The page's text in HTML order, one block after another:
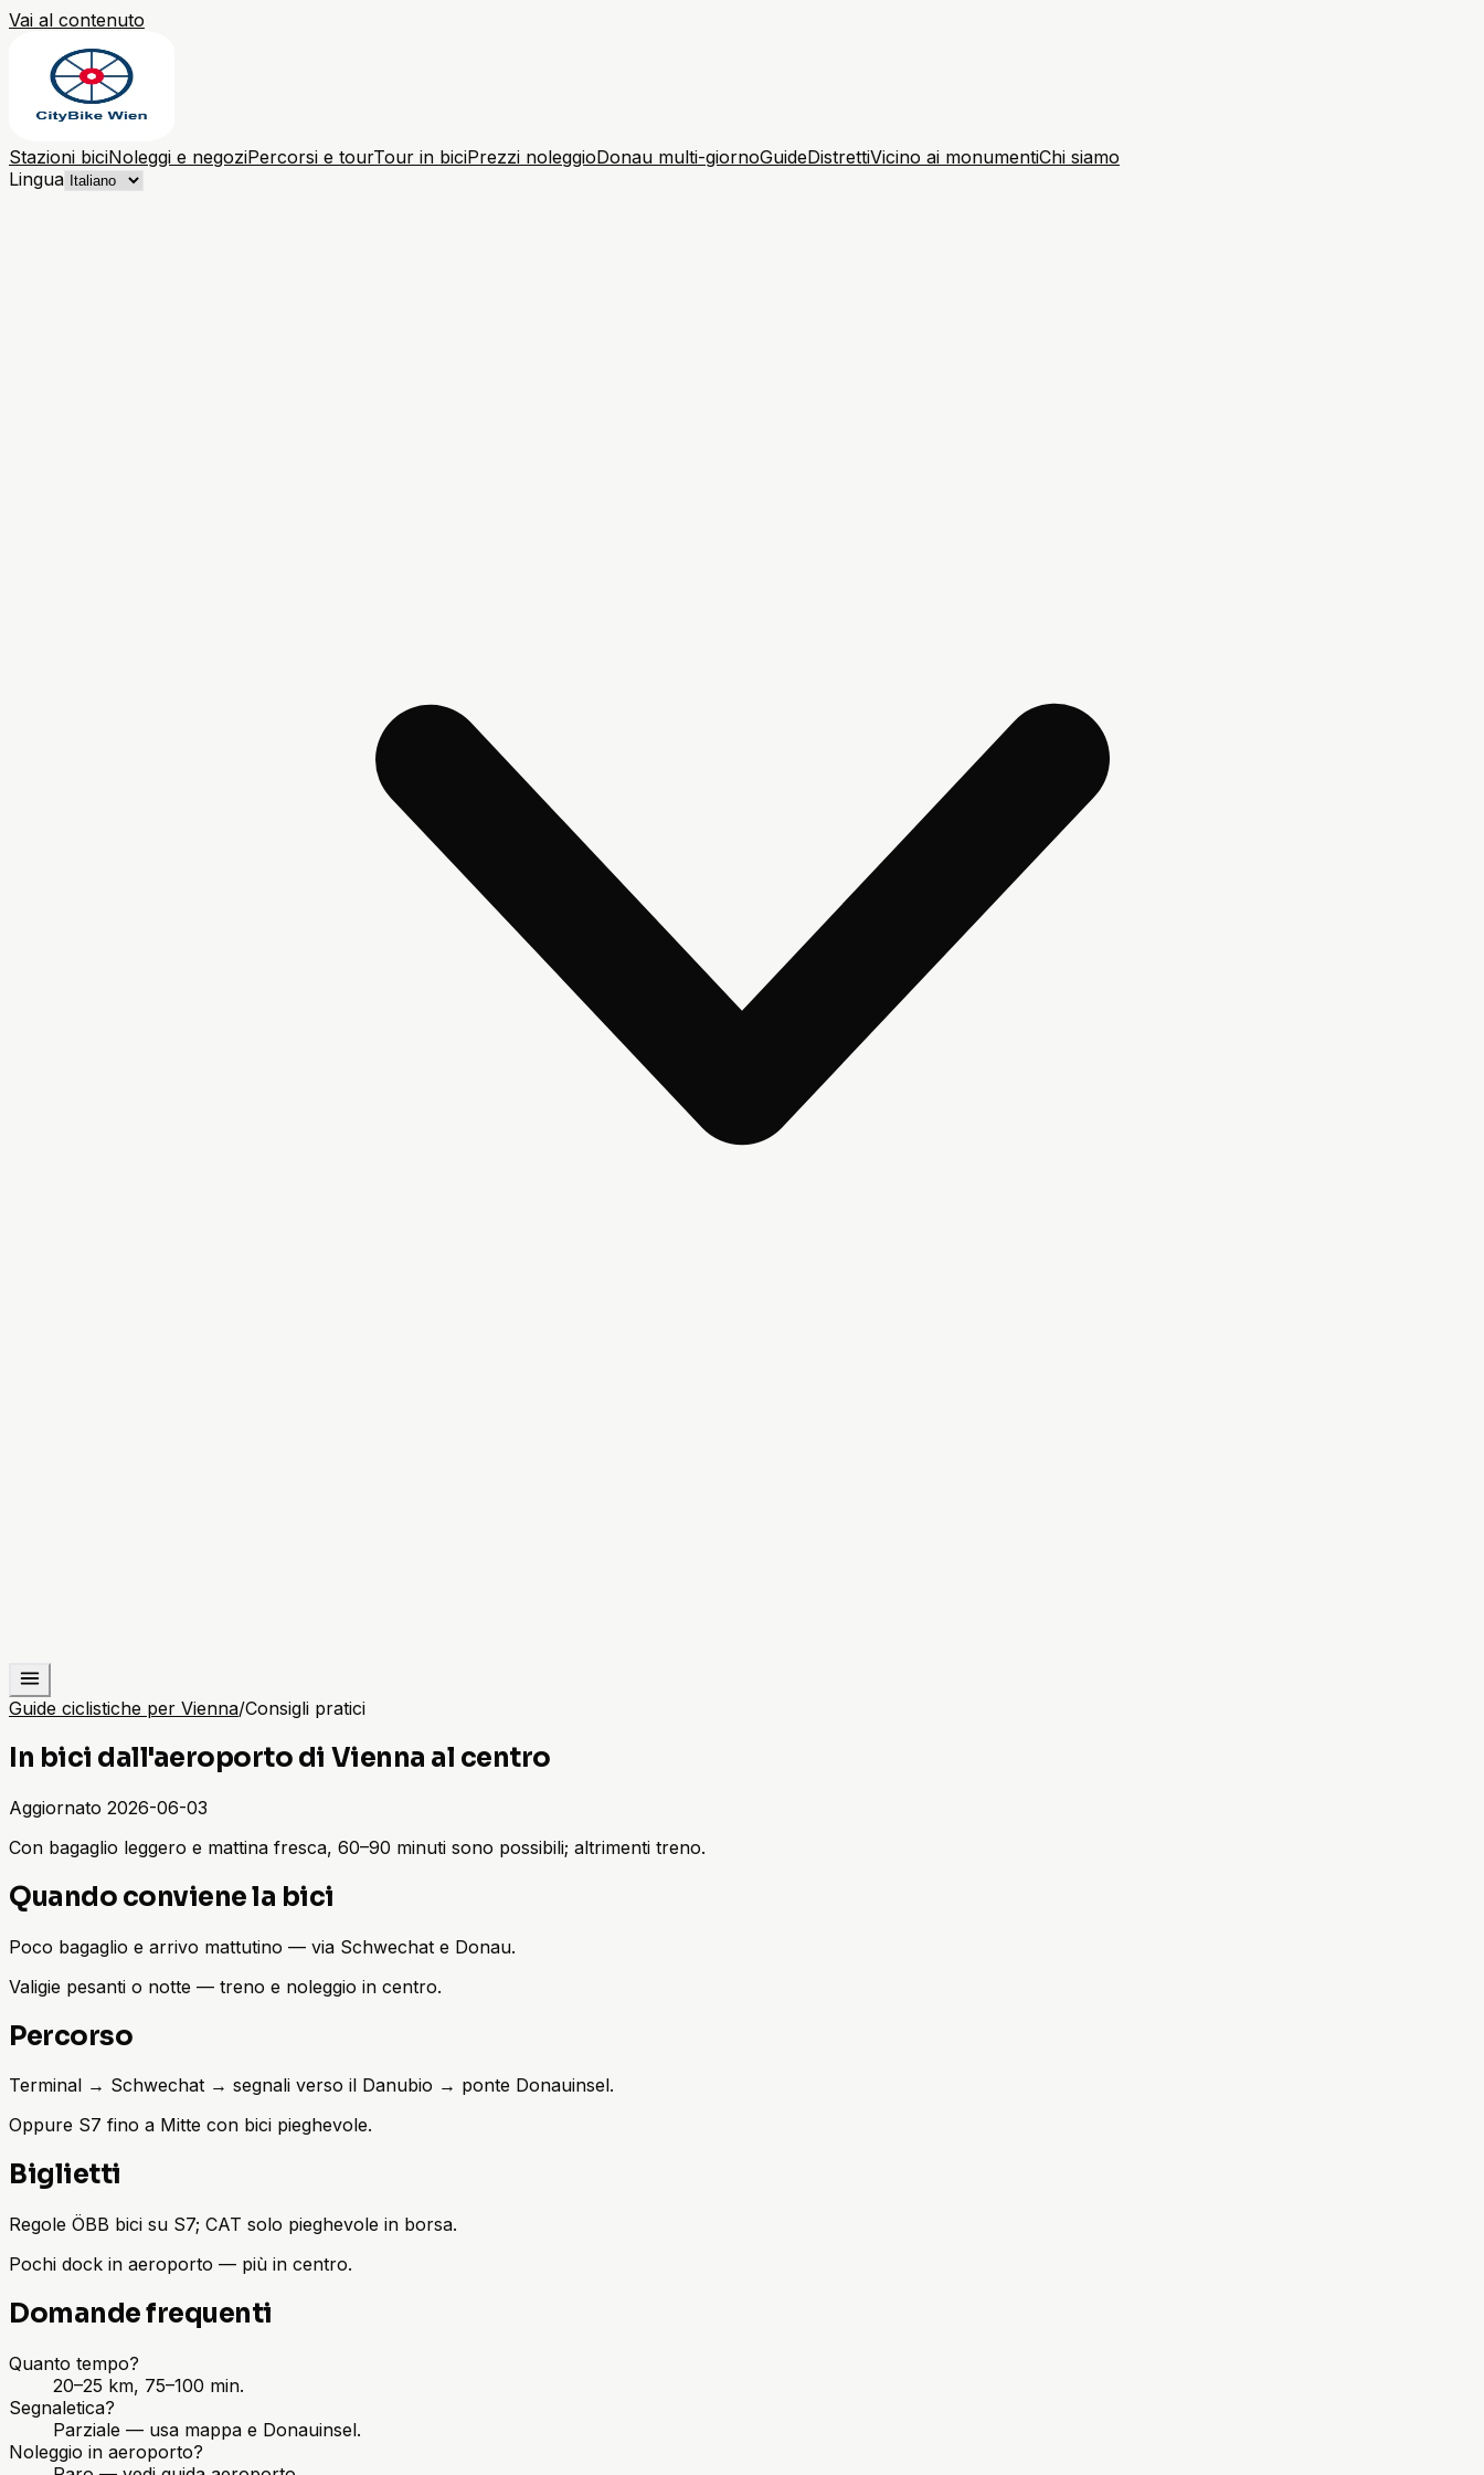
Vai al contenuto
Stazioni biciNoleggi e negoziPercorsi e tourTour in biciPrezzi noleggioDonau multi-giornoGuideDistrettiVicino ai monumentiChi siamo
Lingua
Guide ciclistiche per Vienna/Consigli pratici
In bici dall'aeroporto di Vienna al centro
Aggiornato 2026-06-03
Con bagaglio leggero e mattina fresca, 60–90 minuti sono possibili; altrimenti treno.
Quando conviene la bici
Poco bagaglio e arrivo mattutino — via Schwechat e Donau.
Valigie pesanti o notte — treno e noleggio in centro.
Percorso
Terminal → Schwechat → segnali verso il Danubio → ponte Donauinsel.
Oppure S7 fino a Mitte con bici pieghevole.
Biglietti
Regole ÖBB bici su S7; CAT solo pieghevole in borsa.
Pochi dock in aeroporto — più in centro.
Domande frequenti
Quanto tempo?
20–25 km, 75–100 min.
Segnaletica?
Parziale — usa mappa e Donauinsel.
Noleggio in aeroporto?